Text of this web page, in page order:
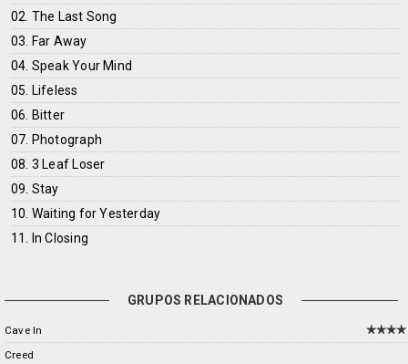
02. The Last Song
03. Far Away
04. Speak Your Mind
05. Lifeless
06. Bitter
07. Photograph
08. 3 Leaf Loser
09. Stay
10. Waiting for Yesterday
11. In Closing
GRUPOS RELACIONADOS
Cave In
Creed